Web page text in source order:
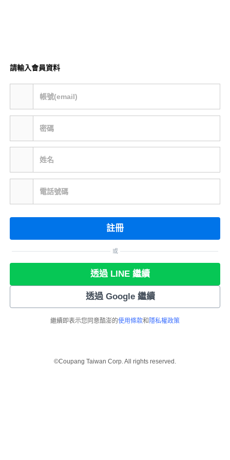
請輸入會員資料
帳號(email)
密碼
姓名
電話號碼
註冊
或
透過 LINE 繼續
透過 Google 繼續
繼續即表示您同意酷澎的使用條款和 隱私權政策
©Coupang Taiwan Corp. All rights reserved.